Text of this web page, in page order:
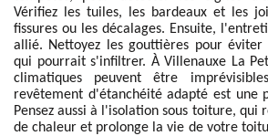
Vérifiez les tuiles, les bardeaux et les
fissures ou les décalages. Ensuite,
allié. Nettoyez les gouttières pour
qui pourrait s'infiltrer. À Villenauxe La
climatiques peuvent être
revêtement d'étanchéité adapté est une
Pensez aussi à l'isolation sous toiture, qui
de chaleur et prolonge la vie de votre